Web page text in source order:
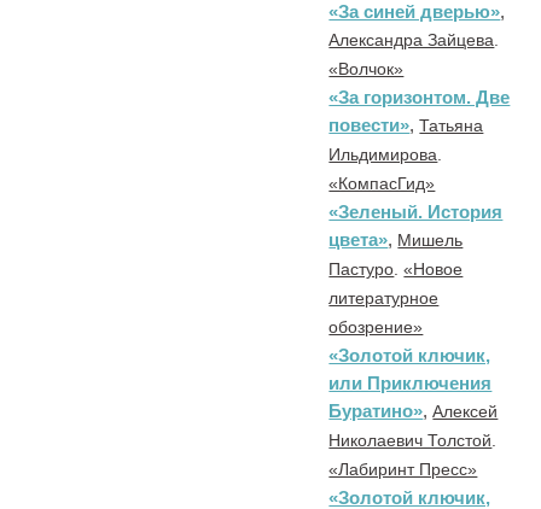
«За синей дверью»,
Александра Зайцева
«Волчок»
«За горизонтом. Две
повести»,Татьяна
Ильдимирова
«КомпасГид»
«Зеленый. История
цвета», Мишель
Пастуро «Новое
литературное
обозрение»
«Золотой ключик,
или Приключения
Буратино»,Алексей
Николаевич Толстой
«Лабиринт Пресс»
«Золотой ключик,